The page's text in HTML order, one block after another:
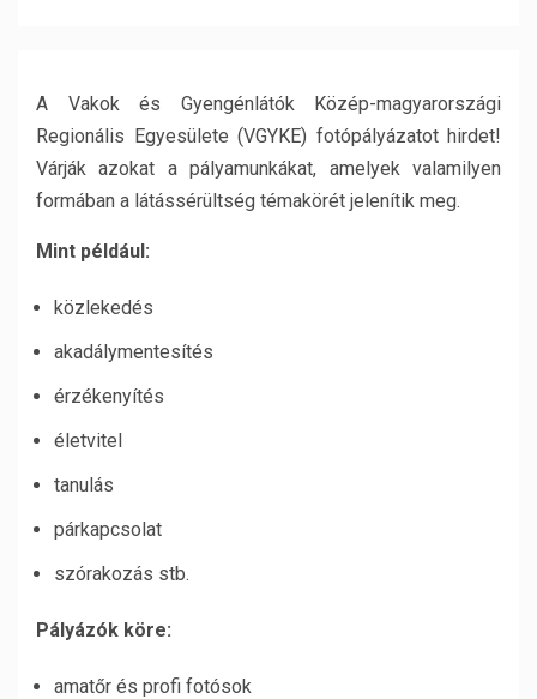
A Vakok és Gyengénlátók Közép-magyarországi
Regionális Egyesülete (VGYKE) fotópályázatot hirdet!
Várják azokat a pályamunkákat, amelyek valamilyen
formában a látássérültség témakörét jelenítik meg.
Mint például:
közlekedés
akadálymentesítés
érzékenyítés
életvitel
tanulás
párkapcsolat
szórakozás stb.
Pályázók köre:
amatőr és profi fotósok